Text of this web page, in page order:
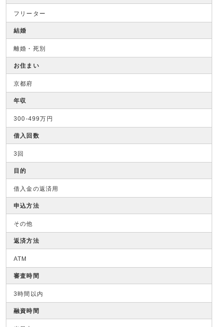
フリーター
結婚
離婚・死別
お住まい
京都府
年収
300-499万円
借入回数
3回
目的
借入金の返済用
申込方法
その他
返済方法
ATM
審査時間
3時間以内
融資時間